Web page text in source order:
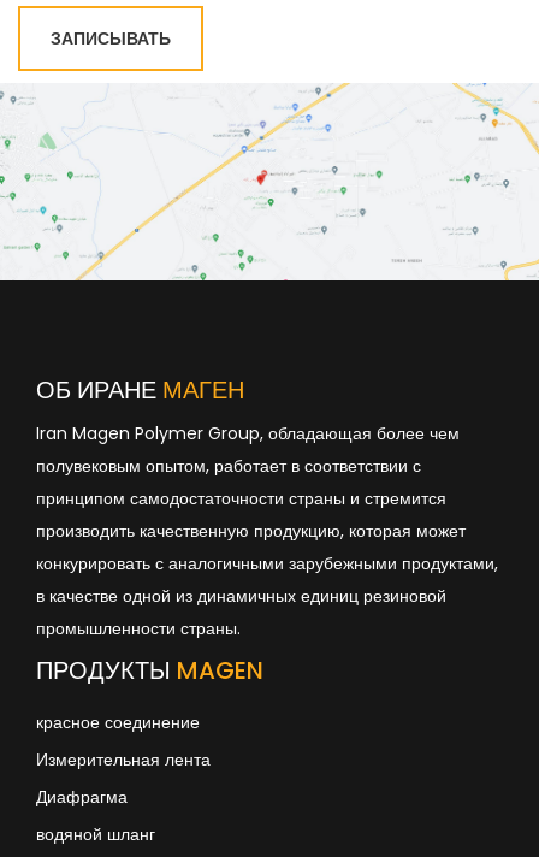
ЗАПИСЫВАТЬ
ОБ ИРАНЕ МАГЕН
Iran Magen Polymer Group, обладающая более чем
полувековым опытом, работает в соответствии с
принципом самодостаточности страны и стремится
производить качественную продукцию, которая может
конкурировать с аналогичными зарубежными продуктами,
в качестве одной из динамичных единиц резиновой
промышленности страны.
ПРОДУКТЫ MAGEN
красное соединение
Измерительная лента
Диафрагма
водяной шланг